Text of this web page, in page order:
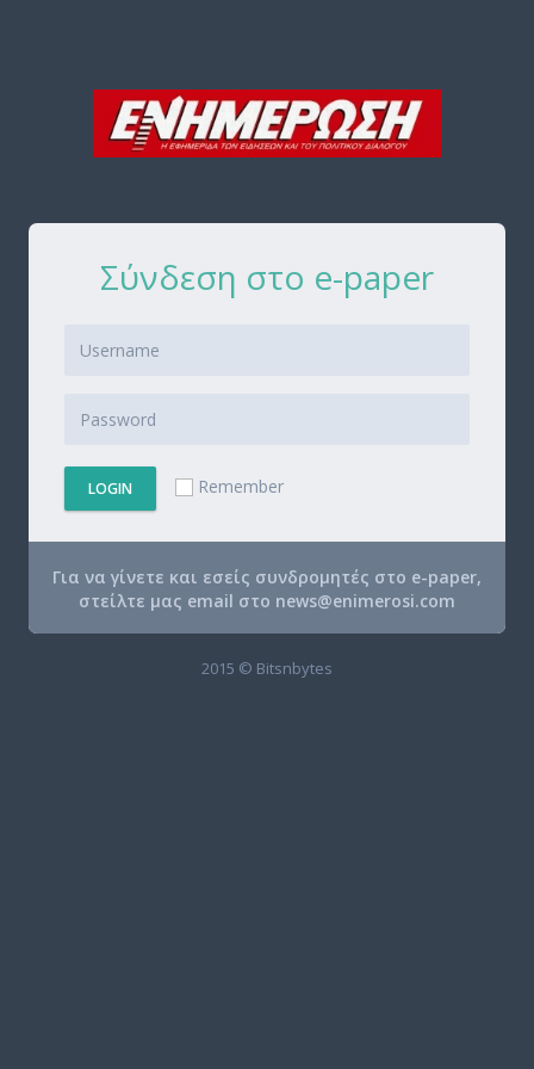
Σύνδεση στο e-paper
LOGIN Remember
Για να γίνετε και εσείς συνδρομητές στο e-paper,
στείλτε μας email στο news@enimerosi.com
2015 © Bitsnbytes